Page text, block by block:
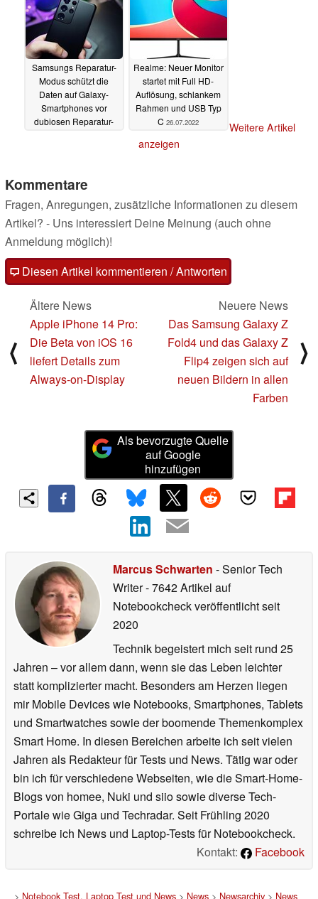
Samsungs Reparatur-
Modus schützt die
Daten auf Galaxy-
Smartphones vor
dubiosen Reparatur-
Realme: Neuer Monitor
startet mit Full HD-
Auflösung, schlankem
Rahmen und USB Typ
C 26.07.2022
Weitere Artikel
anzeigen
Kommentare
Fragen, Anregungen, zusätzliche Informationen zu diesem
Artikel? - Uns interessiert Deine Meinung (auch ohne
Anmeldung möglich)!
Diesen Artikel kommentieren / Antworten
⟨
Ältere News
Apple iPhone 14 Pro:
Die Beta von iOS 16
liefert Details zum
Always-on-Display
Neuere News
Das Samsung Galaxy Z
Fold4 und das Galaxy Z
Flip4 zeigen sich auf
neuen Bildern in allen
Farben
⟩
Als bevorzugte Quelle
auf Google
hinzufügen
Marcus Schwarten - Senior Tech
Writer- 7642 Artikel auf
Notebookcheck veröffentlichtseit
2020
Technik begeistert mich seit rund 25
Jahren – vor allem dann, wenn sie das Leben leichter
statt komplizierter macht. Besonders am Herzen liegen
mir Mobile Devices wie Notebooks, Smartphones, Tablets
und Smartwatches sowie der boomende Themenkomplex
Smart Home. In diesen Bereichen arbeite ich seit vielen
Jahren als Redakteur für Tests und News. Tätig war oder
bin ich für verschiedene Webseiten, wie die Smart-Home-
Blogs von homee, Nuki und siio sowie diverse Tech-
Portale wie Giga und Techradar. Seit Frühling 2020
schreibe ich News und Laptop-Tests für Notebookcheck.
Kontakt:
Facebook
> Notebook Test, Laptop Test und News> News> Newsarchiv> News